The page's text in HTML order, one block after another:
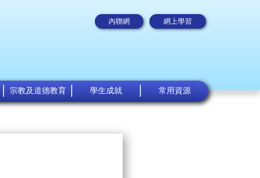
內聯網 網上學習
宗教及道德教育 學生成就 常用資源